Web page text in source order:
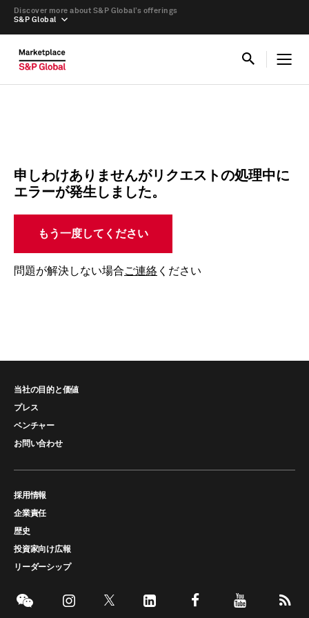
S&P Global
Discover more about S&P Global’s offerings
申しわけありませんがリクエストの処理中に
エラーが発生しました。
もう一度してください
問題が解決しない場合ご連絡 ください
当社の目的と価値
プレス
ベンチャー
お問い合わせ
採用情報
企業責任
歴史
投資家向け広報
リーダーシップ